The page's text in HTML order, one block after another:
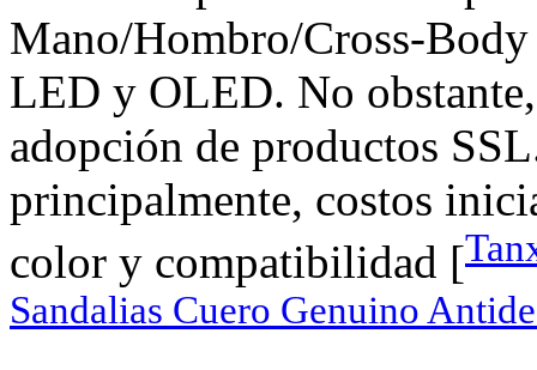
Mano/Hombro/Cross-
LED y OLED. No
adopción de productos
principalmente, costos
color y compatibilidad [
Sandalias Cuero Genuino